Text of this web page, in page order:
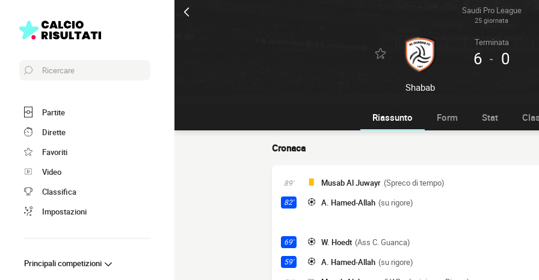
Saudi Pro League
25 giornata
Shabab
Terminata
6 - 0
Ricercare
Partite
Dirette
Favoriti
Video
Classifica
Impostazioni
Principali competizioni
Riassunto Form Stat
Cronaca
89' Musab Al Juwayr (Spreco di tempo)
82' A. Hamed-Allah (su rigore)
69' W. Hoedt (Ass C. Guanca)
59' A. Hamed-Allah (su rigore)